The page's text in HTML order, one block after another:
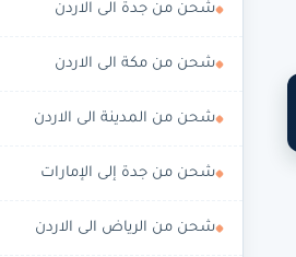
شحن من جدة الى الاردن
شحن من مكة الى الاردن
شحن من المدينة الى الاردن
شحن من جدة إلى الإمارات
شحن من الرياض الى الاردن